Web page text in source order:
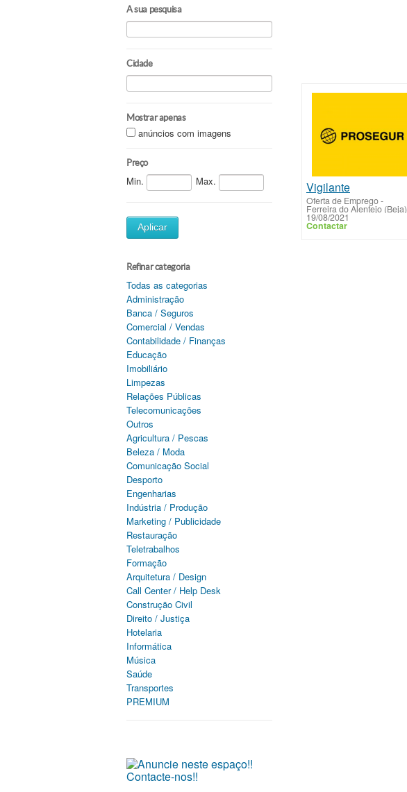
A sua pesquisa
Cidade
Mostrar apenas
anúncios com imagens
Preço
Min. Max.
Aplicar
Refinar categoria
Todas as categorias
Administração
Banca / Seguros
Comercial / Vendas
Contabilidade / Finanças
Educação
Imobiliário
Limpezas
Relações Públicas
Telecomunicações
Outros
Agricultura / Pescas
Beleza / Moda
Comunicação Social
Desporto
Engenharias
Indústria / Produção
Marketing / Publicidade
Restauração
Teletrabalhos
Formação
Arquitetura / Design
Call Center / Help Desk
Construção Civil
Direito / Justiça
Hotelaria
Informática
Música
Saúde
Transportes
PREMIUM
Vigilante
Oferta de Emprego-
Ferreira do Alentejo (Beja)
19/08/2021
Contactar